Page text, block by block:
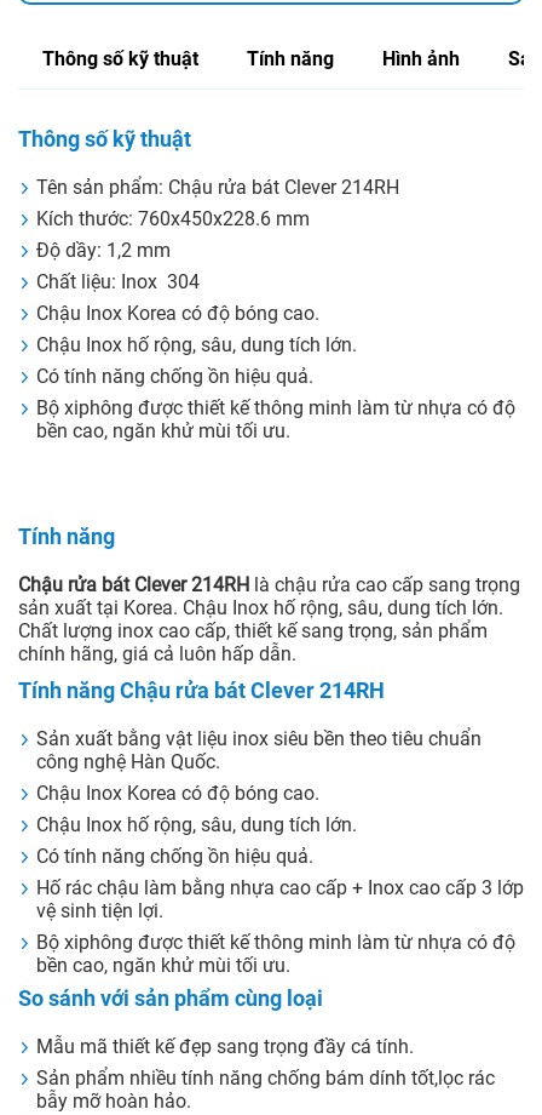
Thông số kỹ thuật Tính năng Hình ảnh
Thông số kỹ thuật
Tên sản phẩm: Chậu rửa bát Clever 214RH
Kích thước: 760x450x228.6 mm
Độ dầy: 1,2 mm
Chất liệu: Inox 304
Chậu Inox Korea có độ bóng cao.
Chậu Inox hố rộng, sâu, dung tích lớn.
Có tính năng chống ồn hiệu quả.
Bộ xiphông được thiết kế thông minh làm từ nhựa có độ
bền cao, ngăn khử mùi tối ưu.
Tính năng
Chậu rửa bát Clever 214RH là chậu rửa cao cấp sang trọng
sản xuất tại Korea. Chậu Inox hố rộng, sâu, dung tích lớn.
Chất lượng inox cao cấp, thiết kế sang trọng, sản phẩm
chính hãng, giá cả luôn hấp dẫn.
Tính năng Chậu rửa bát Clever 214RH
Sản xuất bằng vật liệu inox siêu bền theo tiêu chuẩn
công nghệ Hàn Quốc.
Chậu Inox Korea có độ bóng cao.
Chậu Inox hố rộng, sâu, dung tích lớn.
Có tính năng chống ồn hiệu quả.
Hố rác chậu làm bằng nhựa cao cấp + Inox cao cấp 3 lớp
vệ sinh tiện lợi.
Bộ xiphông được thiết kế thông minh làm từ nhựa có độ
bền cao, ngăn khử mùi tối ưu.
So sánh với sản phẩm cùng loại
Mẫu mã thiết kế đẹp sang trọng đầy cá tính.
Sản phẩm nhiều tính năng chống bám dính tốt,lọc rác
bẫy mỡ hoàn hảo.